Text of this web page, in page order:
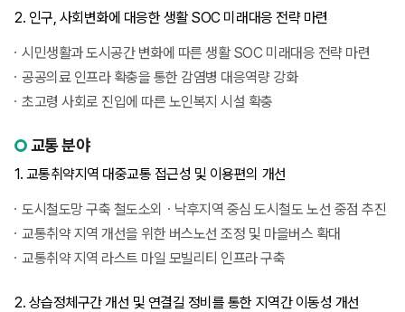
2. 인구, 사회변화에 대응한 생활 SOC 미래대응 전략 마련
시민생활과 도시공간 변화에 따른 생활 SOC 미래대응 전략 마련
공공의료 인프라 확충을 통한 감염병 대응역량 강화
초고령 사회로 진입에 따른 노인복지 시설 확충
교통 분야
1. 교통취약지역 대중교통 접근성 및 이용편의 개선
도시철도망 구축 철도소외ㆍ낙후지역 중심 도시철도 노선 중점 추진
교통취약 지역 개선을 위한 버스노선 조정 및 마을버스 확대
교통취약 지역 라스트 마일 모빌리티 인프라 구축
2. 상습정체구간 개선 및 연결길 정비를 통한 지역간 이동성 개선